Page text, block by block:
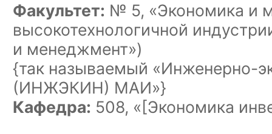
Факультет: № 5, «Экономика и
высокотехнологичной
и менеджмент»)
{так называемый «Инженерно-
(ИНЖЭКИН) МАИ»}
Кафедра: 508, «[Экономика